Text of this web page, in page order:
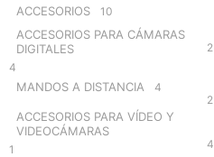
ACCESORIOS 10
ACCESORIOS PARA CÁMARAS
DIGITALES
4
MANDOS A DISTANCIA 4
ACCESORIOS PARA VÍDEO Y
VIDEOCÁMARAS
1
2
2
4